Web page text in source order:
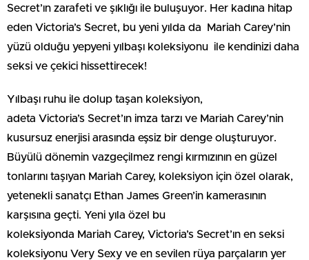
Secret’ın zarafeti ve şıklığı ile buluşuyor. Her kadına hitap
eden Victoria’s Secret, bu yeni yılda da Mariah Carey’nin
yüzü olduğu yepyeni yılbaşı koleksiyonu ile kendinizi daha
seksi ve çekici hissettirecek!
Yılbaşı ruhu ile dolup taşan koleksiyon,
adeta Victoria’s Secret’ın imza tarzı ve Mariah Carey’nin
kusursuz enerjisi arasında eşsiz bir denge oluşturuyor.
Büyülü dönemin vazgeçilmez rengi kırmızının en güzel
tonlarını taşıyan Mariah Carey, koleksiyon için özel olarak,
yetenekli sanatçı Ethan James Green’in kamerasının
karşısına geçti. Yeni yıla özel bu
koleksiyonda Mariah Carey, Victoria’s Secret’ın en seksi
koleksiyonu Very Sexy ve en sevilen rüya parçaların yer